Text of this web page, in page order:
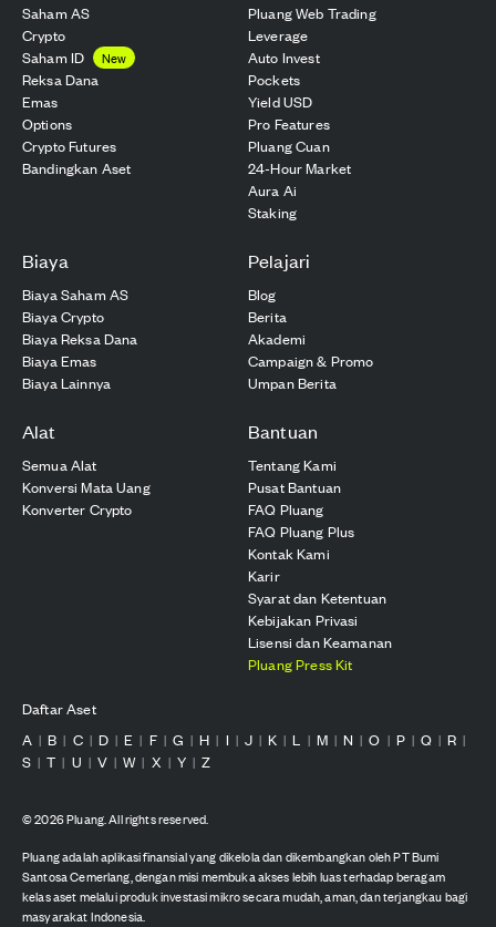
Saham AS
Crypto
Saham ID
New
Reksa Dana
Emas
Options
Crypto Futures
Bandingkan Aset
Pluang Web Trading
Leverage
Auto Invest
Pockets
Yield USD
Pro Features
Pluang Cuan
24-Hour Market
Aura Ai
Staking
Biaya
Biaya Saham AS
Biaya Crypto
Biaya Reksa Dana
Biaya Emas
Biaya Lainnya
Pelajari
Blog
Berita
Akademi
Campaign & Promo
Umpan Berita
Alat
Semua Alat
Konversi Mata Uang
Konverter Crypto
Bantuan
Tentang Kami
Pusat Bantuan
FAQ Pluang
FAQ Pluang Plus
Kontak Kami
Karir
Syarat dan Ketentuan
Kebijakan Privasi
Lisensi dan Keamanan
Pluang Press Kit
Daftar Aset
A | B | C | D | E | F | G | H | I | J | K | L | M | N | O | P | Q | R |
S | T | U | V | W | X | Y | Z
©2026Pluang. All rights reserved.
Pluang adalah aplikasi finansial yang dikelola dan dikembangkan oleh PT Bumi
Santosa Cemerlang, dengan misi membuka akses lebih luas terhadap beragam
kelas aset melalui produk investasi mikro secara mudah, aman, dan terjangkau bagi
masyarakat Indonesia.